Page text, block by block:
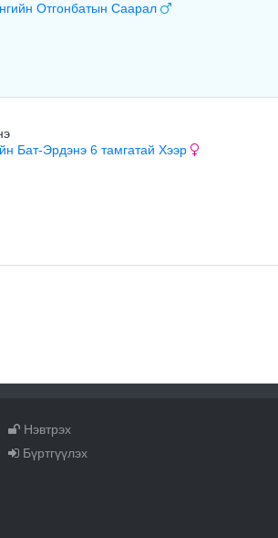
Отгонбатын Саарал
Бат-Эрдэнэ 6 тамгатай Хээр
Нэвтрэх
Бүртгүүлэх